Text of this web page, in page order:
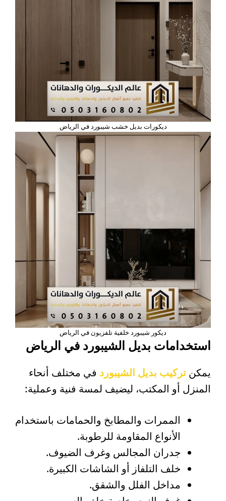
ديكورات بديل خشب شيبورد في الرياض
ديكور شيبورد خلفية تلفزيون في الرياض
استخدامات بديل الشيبورد في الرياض
يمكن تركيب بديل الشيبورد في مختلف أنحاء
المنزل أو المكتب، ليضيف لمسة فنية وعملية:
الممرات والمطابخ والحمامات باستخدام
الأنواع المقاومة للرطوبة.
جدران المجالس وغرف الضيوف.
خلف التلفاز أو الشاشات الكبيرة.
مداخل الفلل والشقق.